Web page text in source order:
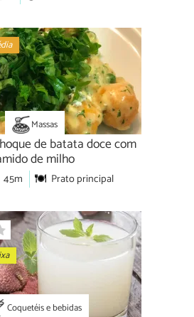
Massas
de batata doce com
de milho
45m Prato principal
Coquetéis e bebidas